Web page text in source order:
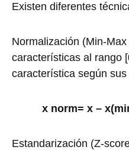
Existen diferentes
Normalización (Min-
características al rango
característica según
x norm= x –
Estandarización (Z-